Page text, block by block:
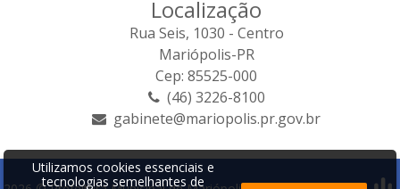
Localização
Rua Seis, 1030 - Centro
Mariópolis-PR
Cep: 85525-000
(46) 3226-8100
gabinete@mariopolis.pr.gov.br
Utilizamos cookies essenciais e
tecnologias semelhantes de